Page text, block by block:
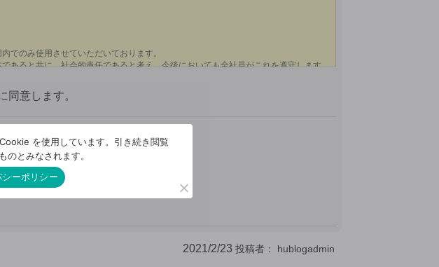
意します。
内容をご確認ください。
た
2021/2/23 投稿者： hublogadmin
を使用しています。引き続き閲覧
とみなされます。
ーポリシー